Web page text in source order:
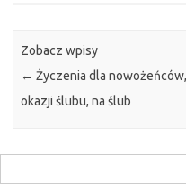
Zobacz wpisy
← Życzenia dla
okazji ślubu, na ślub